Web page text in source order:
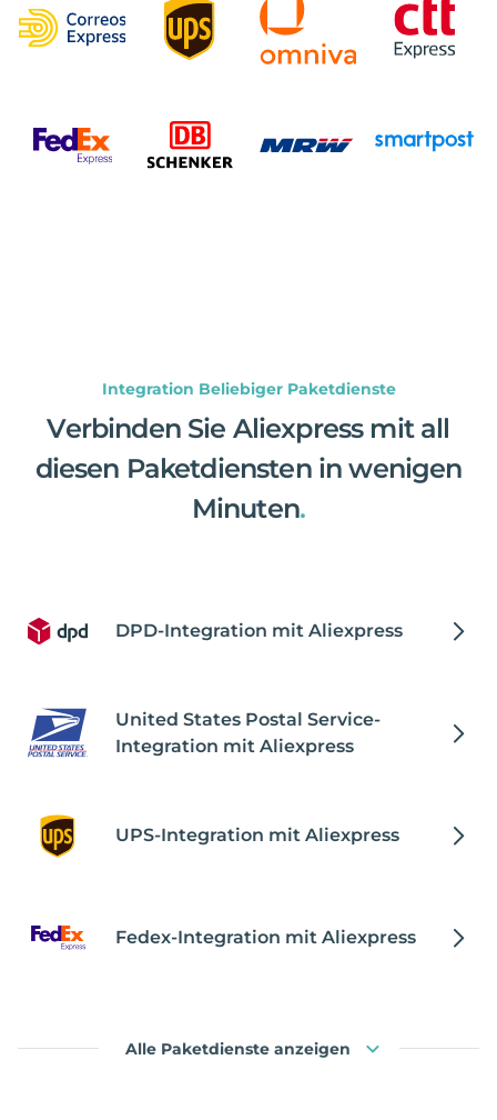
Integration Beliebiger Paketdienste
Verbinden Sie Aliexpress mit all
diesen Paketdiensten in wenigen
Minuten.
DPD-Integration mit Aliexpress
United States Postal Service-
Integration mit Aliexpress
UPS-Integration mit Aliexpress
Fedex-Integration mit Aliexpress
Alle Paketdienste anzeigen